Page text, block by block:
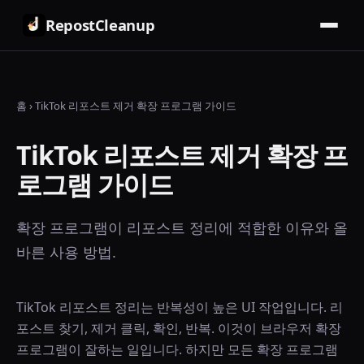
RepostCleanup
홈 ›TikTok 리포스트 제거 확장 프로그램 가이드
TikTok 리포스트 제거 확장 프
로그램 가이드
확장 프로그램이 리포스트 정리에 적합한 이유와 올
바른 사용 방법.
TikTok 리포스트 정리는 반복성이 높은 UI 작업입니다. 리
포스트 찾기, 제거 클릭, 확인, 반복. 이것이 브라우저 확장
프로그램이 잘하는 일입니다. 하지만 모든 확장 프로그램